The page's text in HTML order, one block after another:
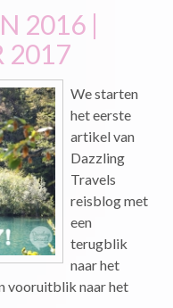
2016 |
2017
We starten
het eerste
artikel van
Dazzling
Travels
reisblog met
een
terugblik
naar het
vooruitblik naar het